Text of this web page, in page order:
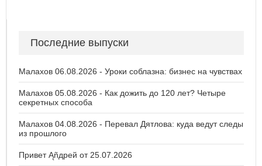
Последние выпуски
Малахов 06.08.2026 - Уроки соблазна: бизнес на чувствах
Малахов 05.08.2026 - Как дожить до 120 лет? Четыре
секретных способа
Малахов 04.08.2026 - Перевал Дятлова: куда ведут следы
из прошлого
Привет Ąñдpей от 25.07.2026